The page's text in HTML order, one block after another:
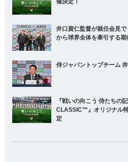
催決定！
井口資仁監督が就任会見
から球界全体を牽引する期
侍ジャパントップチーム
『戦いの向こう 侍たちの
CLASSIC™』オリジナル
定